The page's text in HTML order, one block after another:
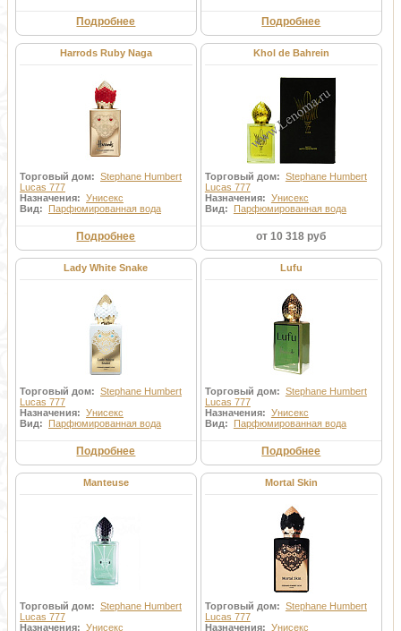
Подробнее Подробнее
Harrods Ruby Naga
Торговый дом: Stephane Humbert
Lucas 777
Назначения: Унисекс
Вид: Парфюмированная вода
Подробнее
Khol de Bahrein
Торговый дом: Stephane Humbert
Lucas 777
Назначения: Унисекс
Вид: Парфюмированная вода
от 10 318 руб
Lady White Snake
Торговый дом: Stephane Humbert
Lucas 777
Назначения: Унисекс
Вид: Парфюмированная вода
Подробнее
Lufu
Торговый дом: Stephane Humbert
Lucas 777
Назначения: Унисекс
Вид: Парфюмированная вода
Подробнее
Manteuse
Торговый дом: Stephane Humbert
Lucas 777
Назначения: Унисекс
Mortal Skin
Торговый дом: Stephane Humbert
Lucas 777
Назначения: Унисекс